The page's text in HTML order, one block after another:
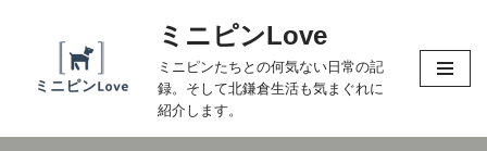
ン
ミニピンLove
ミニピンたちとの何気ない日常の記
録。そして北鎌倉生活も気まぐれに
紹介します。